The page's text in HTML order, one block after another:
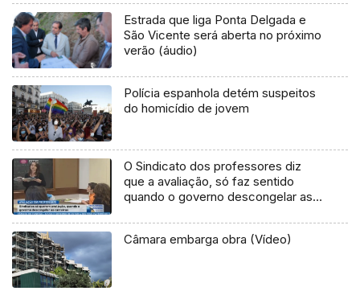
Estrada que liga Ponta Delgada e
São Vicente será aberta no próximo
verão (áudio)
Polícia espanhola detém suspeitos
do homicídio de jovem
O Sindicato dos professores diz
que a avaliação, só faz sentido
quando o governo descongelar as
Câmara embarga obra (Vídeo)